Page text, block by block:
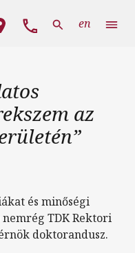
navigáció
en
az
és minőségi
TDK Rektori
doktorandusz.